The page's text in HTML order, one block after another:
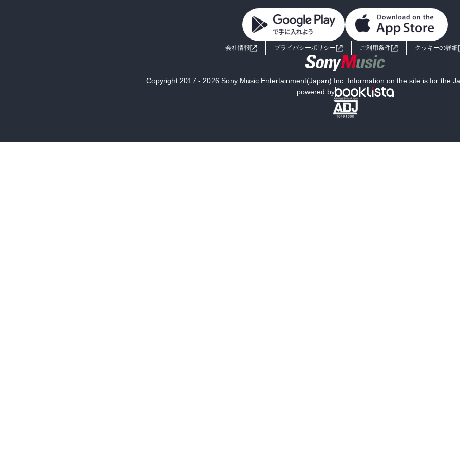
会社情報 プライバシーポリシー ご利用条件 クッキーの詳細
Copyright 2017 - 2026 Sony Music Entertainment(Japan) Inc. Information on the site is for the
powered by